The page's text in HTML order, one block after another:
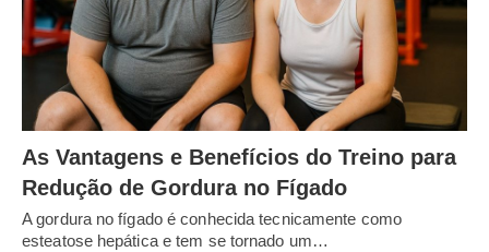
As Vantagens e Benefícios do Treino para
Redução de Gordura no Fígado
A gordura no fígado é conhecida tecnicamente como
esteatose hepática e tem se tornado um…